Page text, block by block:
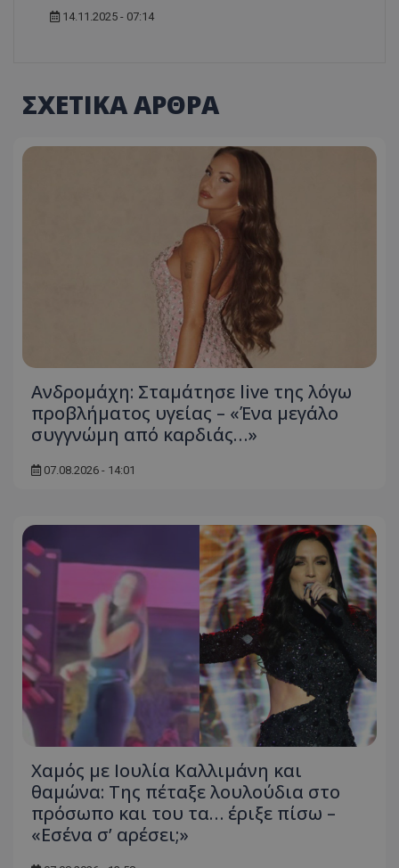
14.11.2025 - 07:14
ΣΧΕΤΙΚΑ ΑΡΘΡΑ
Ανδρομάχη: Σταμάτησε live της λόγω
προβλήματος υγείας – «Ένα μεγάλο
συγγνώμη από καρδιάς…»
07.08.2026 - 14:01
Χαμός με Ιουλία Καλλιμάνη και
θαμώνα: Της πέταξε λουλούδια στο
πρόσωπο και του τα… έριξε πίσω –
«Εσένα σ’ αρέσει;»